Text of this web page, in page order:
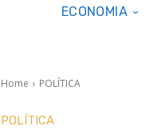
ECONOMIA
Home POLÍTICA
POLÍTICA